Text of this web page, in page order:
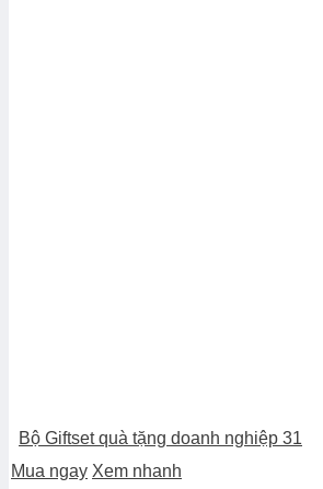
Bộ Giftset quà tặng doanh nghiệp 31
Mua ngay Xem nhanh